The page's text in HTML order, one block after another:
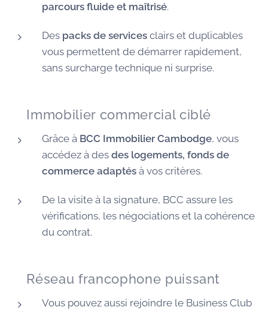
parcours fluide et maîtrisé.
Des packs de services clairs et duplicables
vous permettent de démarrer rapidement,
sans surcharge technique ni surprise.
🏠 Immobilier commercial ciblé
Grâce à BCC Immobilier Cambodge, vous
accédez à des des logements, fonds de
commerce adaptés à vos critères.
De la visite à la signature, BCC assure les
vérifications, les négociations et la cohérence
du contrat.
🌐 Réseau francophone puissant
Vous pouvez aussi rejoindre le Business Club